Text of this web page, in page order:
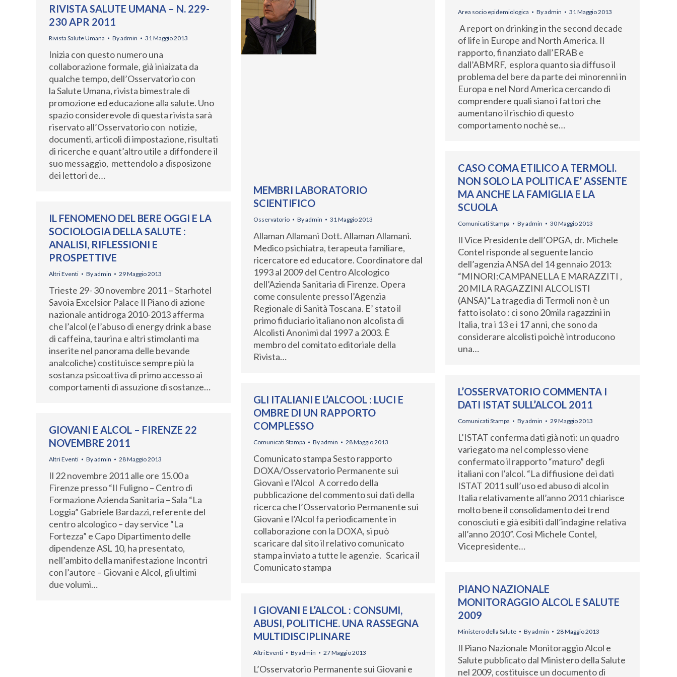
RIVISTA SALUTE UMANA – N. 229-
230 APR 2011
Rivista Salute Umana Byadmin 31 Maggio 2013
Inizia con questo numero una
collaborazione formale, già iniaizata da
qualche tempo, dell’Osservatorio con
la Salute Umana, rivista bimestrale di
promozione ed educazione alla salute. Uno
spazio considerevole di questa rivista sarà
riservato all’Osservatorio con notizie,
documenti, articoli di impostazione, risultati
di ricerche e quant’altro utile a diffondere il
suo messaggio, mettendolo a disposizone
dei lettori de…
MEMBRI LABORATORIO
SCIENTIFICO
Osservatorio Byadmin 31 Maggio 2013
Allaman Allamani Dott. Allaman Allamani.
Medico psichiatra, terapeuta familiare,
ricercatore ed educatore. Coordinatore dal
1993 al 2009 del Centro Alcologico
dell’Azienda Sanitaria di Firenze. Opera
come consulente presso l’Agenzia
Regionale di Sanità Toscana. E’ stato il
primo fiduciario italiano non alcolista di
Alcolisti Anonimi dal 1997 a 2003. È
membro del comitato editoriale della
Rivista…
Area socio epidemiologica Byadmin 31 Maggio 2013
A report on drinking in the second decade
of life in Europe and North America. Il
rapporto, finanziato dall’ERAB e
dall’ABMRF, esplora quanto sia diffuso il
problema del bere da parte dei minorenni in
Europa e nel Nord America cercando di
comprendere quali siano i fattori che
aumentano il rischio di questo
comportamento nochè se…
CASO COMA ETILICO A TERMOLI.
NON SOLO LA POLITICA E’ ASSENTE
MA ANCHE LA FAMIGLIA E LA
SCUOLA
Comunicati Stampa Byadmin 30 Maggio 2013
Il Vice Presidente dell’OPGA, dr. Michele
Contel risponde al seguente lancio
dell’agenzia ANSA del 14 gennaio 2013:
“MINORI:CAMPANELLA E MARAZZITI ,
20 MILA RAGAZZINI ALCOLISTI
(ANSA)“La tragedia di Termoli non è un
fatto isolato : ci sono 20mila ragazzini in
Italia, tra i 13 e i 17 anni, che sono da
considerare alcolisti poichè introducono
una…
IL FENOMENO DEL BERE OGGI E LA
SOCIOLOGIA DELLA SALUTE :
ANALISI, RIFLESSIONI E
PROSPETTIVE
Altri Eventi Byadmin 29 Maggio 2013
Trieste 29- 30 novembre 2011 – Starhotel
Savoia Excelsior Palace Il Piano di azione
nazionale antidroga 2010-2013 afferma
che l’alcol (e l’abuso di energy drink a base
di caffeina, taurina e altri stimolanti ma
inserite nel panorama delle bevande
analcoliche) costituisce sempre più la
sostanza psicoattiva di primo accesso ai
comportamenti di assuzione di sostanze…
L’OSSERVATORIO COMMENTA I
DATI ISTAT SULL’ALCOL 2011
Comunicati Stampa Byadmin 29 Maggio 2013
L’ISTAT conferma dati già noti: un quadro
variegato ma nel complesso viene
confermato il rapporto “maturo” degli
italiani con l’alcol. “La diffiusione dei dati
ISTAT 2011 sull’uso ed abuso di alcol in
Italia relativamente all’anno 2011 chiarisce
molto bene il consolidamento dei trend
conosciuti e già esibiti dall’indagine relativa
all’anno 2010”. Così Michele Contel,
Vicepresidente…
GLI ITALIANI E L’ALCOOL : LUCI E
OMBRE DI UN RAPPORTO
COMPLESSO
Comunicati Stampa Byadmin 28 Maggio 2013
Comunicato stampa Sesto rapporto
DOXA/Osservatorio Permanente sui
Giovani e l’Alcol A corredo della
pubblicazione del commento sui dati della
ricerca che l’Osservatorio Permanente sui
Giovani e l’Alcol fa periodicamente in
collaborazione con la DOXA, si può
scaricare dal sito il relativo comunicato
stampa inviato a tutte le agenzie. Scarica il
Comunicato stampa
GIOVANI E ALCOL – FIRENZE 22
NOVEMBRE 2011
Altri Eventi Byadmin 28 Maggio 2013
Il 22 novembre 2011 alle ore 15.00 a
Firenze presso “Il Fuligno – Centro di
Formazione Azienda Sanitaria – Sala “La
Loggia” Gabriele Bardazzi, referente del
centro alcologico – day service “La
Fortezza” e Capo Dipartimento delle
dipendenze ASL 10, ha presentato,
nell’ambito della manifestazione Incontri
con l’autore – Giovani e Alcol, gli ultimi
due volumi…
PIANO NAZIONALE
MONITORAGGIO ALCOL E SALUTE
2009
Ministero della Salute Byadmin 28 Maggio 2013
Il Piano Nazionale Monitoraggio Alcol e
Salute pubblicato dal Ministero della Salute
nel 2009, costituisce un documento di
I GIOVANI E L’ALCOL : CONSUMI,
ABUSI, POLITICHE. UNA RASSEGNA
MULTIDISCIPLINARE
Altri Eventi Byadmin 27 Maggio 2013
L’Osservatorio Permanente sui Giovani e